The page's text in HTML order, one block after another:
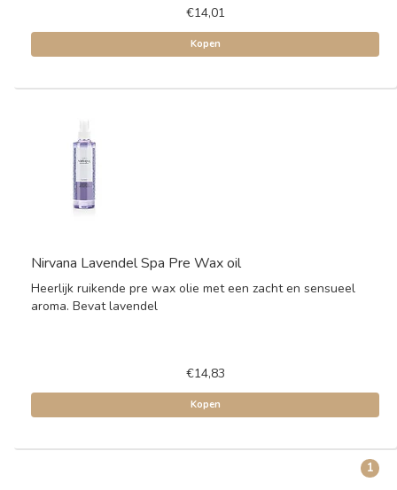
€14,01
Kopen
Nirvana Lavendel Spa Pre Wax oil
Heerlijk ruikende pre wax olie met een zacht en sensueel
aroma. Bevat lavendel
€14,83
Kopen
1